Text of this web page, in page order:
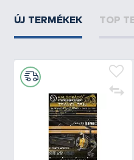
ÚJ TERMÉKEK TOP